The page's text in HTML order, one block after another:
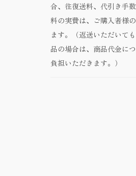
合、往復送料、代引き手
料の実費は、ご購入者様
ます。（返送いただいて
品の場合は、商品代金に
負担いただきます。）